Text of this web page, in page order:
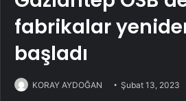
fabrikalar
başladı
KORAY AYDOĞAN Şubat 13, 2023